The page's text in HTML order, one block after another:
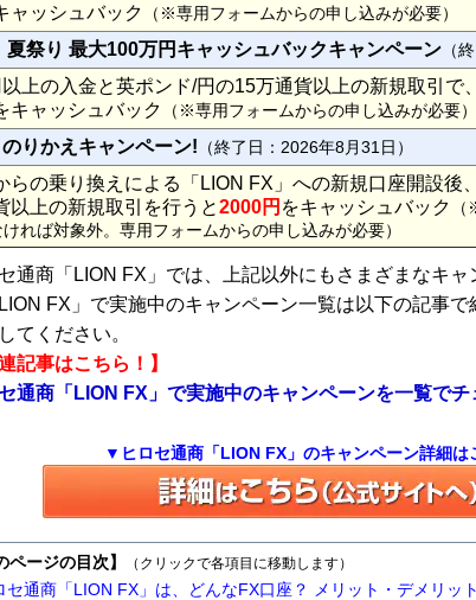
ャッシュバック （※専用フォームからの申し込みが必要）
祭り 最大100万円キャッシュバックキャンペーン （
上の入金と英ポンド/円の15万通貨以上の新規取引で
キャッシュバック （※専用フォームからの申し込みが必要）
りかえキャンペーン! （終了日：2026年8月31日）
らの乗り換えによる「LION FX」への新規口座開設後
以上の新規取引を行うと2000円 をキャッシュバック
れば対象外。専用フォームからの申し込みが必要）
通商「LION FX」では、上記以外にもさまざまなキャ
FX」で実施中のキャンペーン一覧は以下の記事
てください。
記事はこちら！】
通商「LION FX」で実施中のキャンペーンを一覧でチ
▼ヒロセ通商「LION FX」のキャンペーン詳細は
ページの目次】 （クリックで各項目に移動します）
セ通商「LION FX」は、どんなFX口座？ メリット・デメリッ